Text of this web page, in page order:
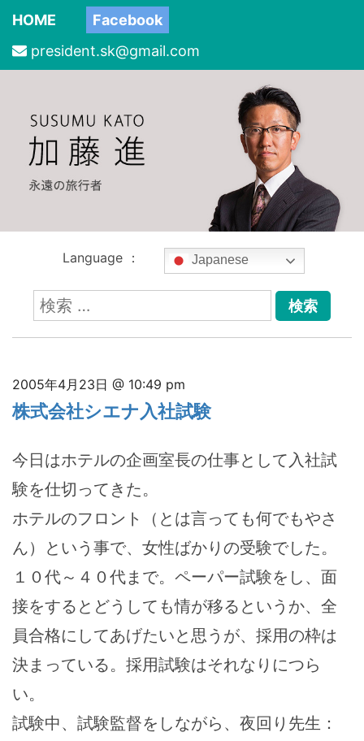
HOME
Facebook
president.sk@gmail.com
Language ： Japanese
検
索:
2005年4月23日 @ 10:49 pm
株式会社シエナ入社試験
今日はホテルの企画室長の仕事として入社試
験を仕切ってきた。
ホテルのフロント（とは言っても何でもやさ
ん）という事で、女性ばかりの受験でした。
１０代～４０代まで。ペーパー試験をし、面
接をするとどうしても情が移るというか、全
員合格にしてあげたいと思うが、採用の枠は
決まっている。採用試験はそれなりにつら
い。
試験中、試験監督をしながら、夜回り先生：